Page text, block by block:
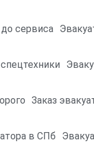
сервиса
Заказ
в СПб